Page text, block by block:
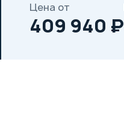
Цена от
409 940 ₽